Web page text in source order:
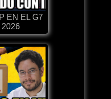
EN EL G7
2026